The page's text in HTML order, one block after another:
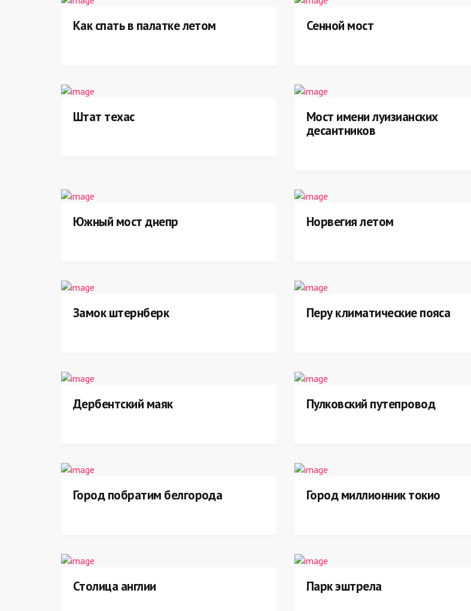
Как спать в палатке летом Сенной мост
Штат техас
Мост имени луизианских
десантников
Южный мост днепр Норвегия летом
Замок штернберк Перу климатические пояса
Дербентский маяк Пулковский путепровод
Город побратим белгорода Город миллионник токио
Столица англии Парк эштрела